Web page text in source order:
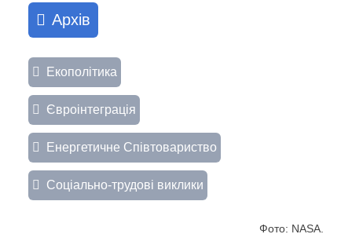
Архів
Екополітика
Євроінтеграція
Енергетичне Співтовариство
Соціально-трудові виклики
Фото: NASA.